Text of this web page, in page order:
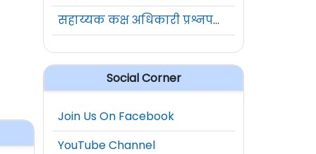
सहाय्यक कक्ष अधिकारी प्रश्नपत्रिका संच
Social Corner
Join Us On Facebook
YouTube Channel